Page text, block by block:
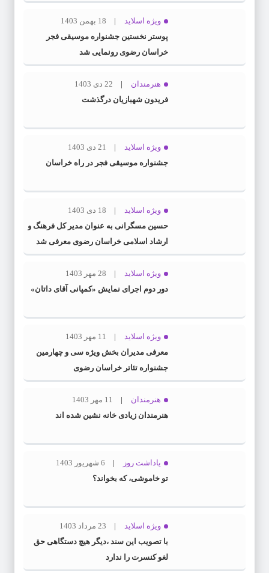
ویژه اسلاید
18 بهمن 1403
پوستر نخستین جشنواره موسیقی فجر
خراسان رضوی رونمایی شد
هنرمندان
22 دی 1403
فریدون شهبازیان درگذشت
ویژه اسلاید
21 دی 1403
جشنواره موسیقی فجر در راه خراسان
ویژه اسلاید
18 دی 1403
حسین مسگرانی به عنوان مدیر کل فرهنگ و
ارشاد اسلامی خراسان رضوی معرفی شد
ویژه اسلاید
28 مهر 1403
دور دوم اجرای نمایش «کمپانی آقای داتان»
ویژه اسلاید
11 مهر 1403
معرفی مدیران بخش ویژه سی و چهارمین
جشنواره تئاتر خراسان رضوی
هنرمندان
11 مهر 1403
هنرمندان زیادی خانه نشین شده اند
یاداشت روز
6 شهریور 1403
تو خاموشی، که بخواند؟
ویژه اسلاید
23 مرداد 1403
با تصویب این سند ،دیگر هیچ دستگاهی حق
لغو کنسرت را ندارد